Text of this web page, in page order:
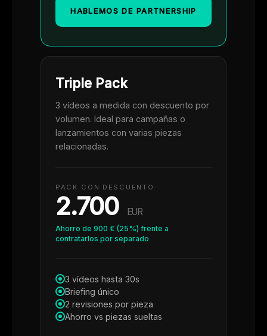
HABLEMOS DE PARTNERSHIP
Triple Pack
3 vídeos a medida con descuento por
volumen. Ideal para campañas o
lanzamientos con varias piezas
relacionadas.
PACK CON DESCUENTO
2.700 EUR
Ahorro de 900 € (25%) frente a
contratarlos por separado
3 vídeos hasta 30s
Briefing único
2 revisiones por pieza
Ahorro vs piezas sueltas